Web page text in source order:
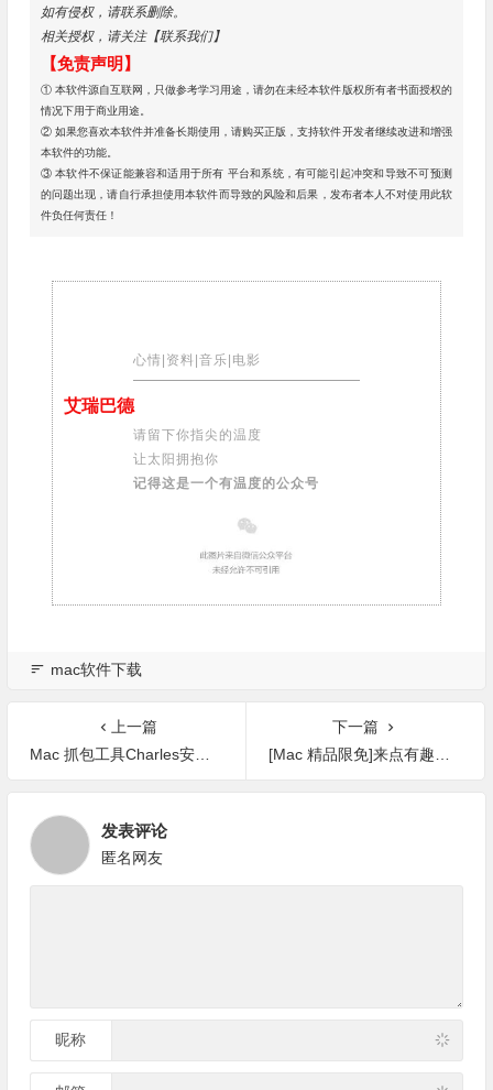
如有侵权，请联系删除。
相关授权，请关注【联系我们】
【免责声明】
① 本软件源自互联网，只做参考学习用途，请勿在未经本软件版权所有者书面授权的
情况下用于商业用途。
② 如果您喜欢本软件并准备长期使用，请购买正版，支持软件开发者继续改进和增强
本软件的功能。
③ 本软件不保证能兼容和适用于所有 平台和系统，有可能引起冲突和导致不可预测
的问题出现，请自行承担使用本软件而导致的风险和后果，发布者本人不对使用此软
件负任何责任！
心情|资料|音乐|电影
艾瑞巴德
请留下你指尖的温度
让太阳拥抱你
记得这是一个有温度的公众号
mac软件下载
上一篇
Mac 抓包工具Charles安装与破解
下一篇
[Mac 精品限免]来点有趣的，工具软件限免第四弹！
发表评论
匿名网友
昵称